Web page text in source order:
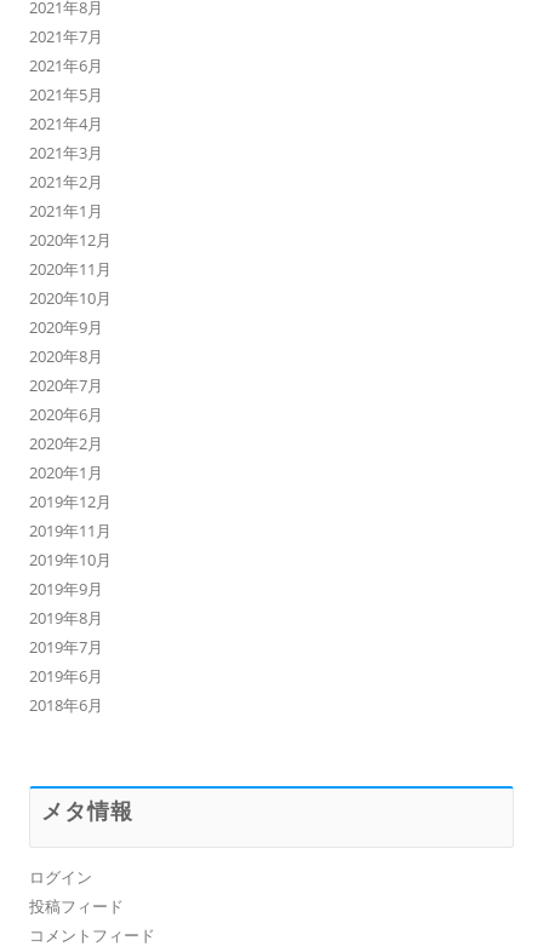
2021年8月
2021年7月
2021年6月
2021年5月
2021年4月
2021年3月
2021年2月
2021年1月
2020年12月
2020年11月
2020年10月
2020年9月
2020年8月
2020年7月
2020年6月
2020年2月
2020年1月
2019年12月
2019年11月
2019年10月
2019年9月
2019年8月
2019年7月
2019年6月
2018年6月
メタ情報
ログイン
投稿フィード
コメントフィード